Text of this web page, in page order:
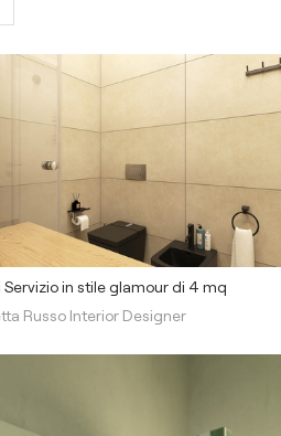
Servizio in stile glamour di 4 mq
Russo Interior Designer